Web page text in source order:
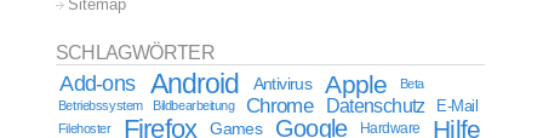
Sitemap
SCHLAGWÖRTER
Add-ons Android Antivirus Apple
Beta
Betriebssystem
Bildbearbeitung Chrome Datenschutz E-Mail
Filehoster Firefox Games Google Hardware Hilfe